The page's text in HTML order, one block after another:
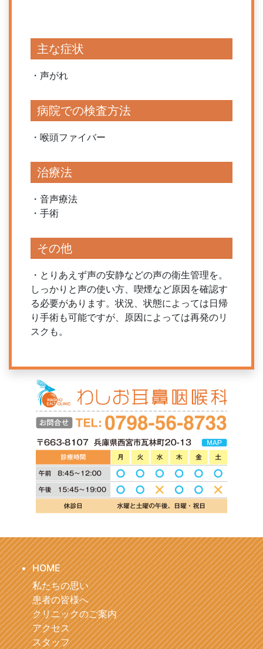
主な症状
・声がれ
病院での検査方法
・喉頭ファイバー
治療法
・音声療法
・手術
その他
・とりあえず声の安静などの声の衛生管理を。
しっかりと声の使い方、喫煙など原因を確認す
る必要があります。状況、状態によっては日帰
り手術も可能ですが、原因によっては再発のリ
スクも。
HOME
私たちの思い
患者の皆様へ
クリニックのご案内
アクセス
スタッフ